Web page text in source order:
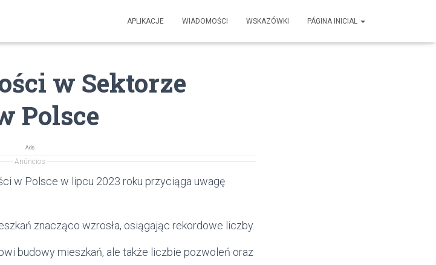
APLIKACJE WIADOMOŚCI WSKAZÓWKI PÁGINA INICIAL
w Sektorze
Polsce
Ads
Anúncios
w Polsce w lipcu 2023 roku przyciąga uwagę
znacząco wzrosła, osiągając rekordowe liczby.
budowy mieszkań, ale także liczbie pozwoleń oraz